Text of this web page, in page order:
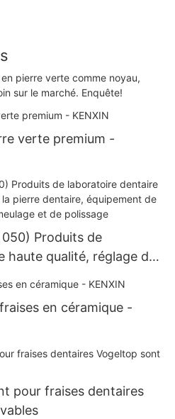
pierre verte comme noyau,
sur le marché. Enquête!
verte premium -
Produits de
haute qualité, réglage de
de pierres
et de polissage
en céramique -
pour fraises dentaires